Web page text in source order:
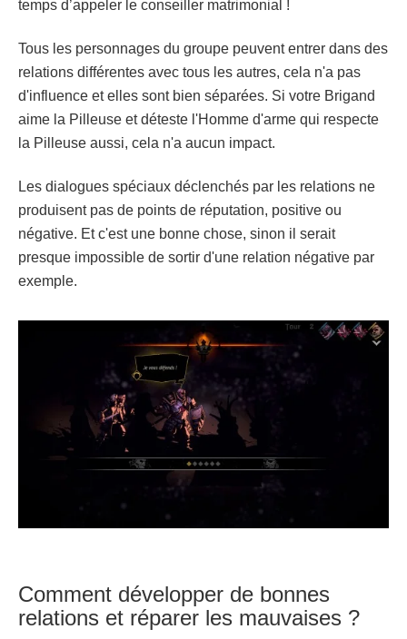
temps d’appeler le conseiller matrimonial !
Tous les personnages du groupe peuvent entrer dans des
relations différentes avec tous les autres, cela n'a pas
d'influence et elles sont bien séparées. Si votre Brigand
aime la Pilleuse et déteste l'Homme d'arme qui respecte
la Pilleuse aussi, cela n'a aucun impact.
Les dialogues spéciaux déclenchés par les relations ne
produisent pas de points de réputation, positive ou
négative. Et c'est une bonne chose, sinon il serait
presque impossible de sortir d'une relation négative par
exemple.
Comment développer de bonnes
relations et réparer les mauvaises ?